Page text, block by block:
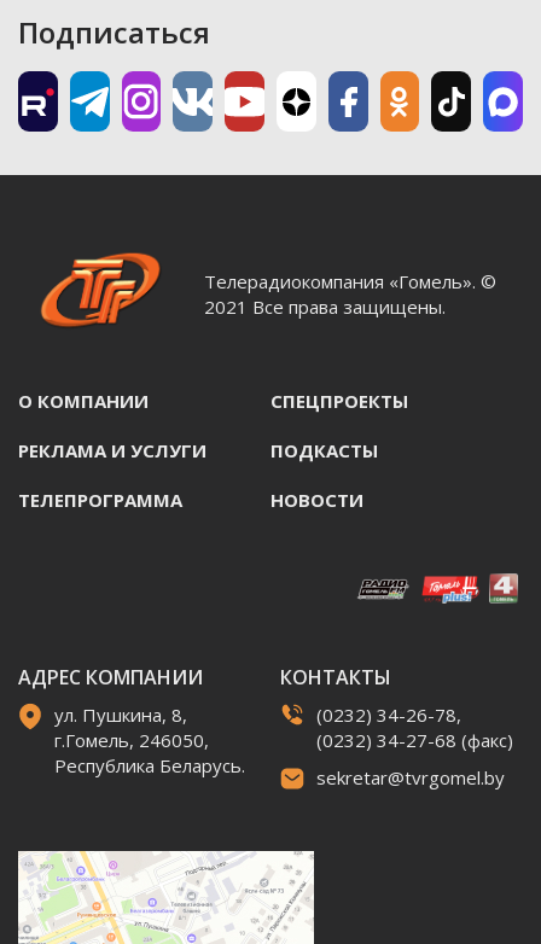
Подписаться
Телерадиокомпания «Гомель». ©
2021 Все права защищены.
О КОМПАНИИ СПЕЦПРОЕКТЫ
РЕКЛАМА И УСЛУГИ ПОДКАСТЫ
ТЕЛЕПРОГРАММА НОВОСТИ
АДРЕС КОМПАНИИ
ул. Пушкина, 8,
г.Гомель, 246050,
Республика Беларусь.
КОНТАКТЫ
(0232) 34-26-78,
(0232) 34-27-68 (факс)
sekretar@tvrgomel.by